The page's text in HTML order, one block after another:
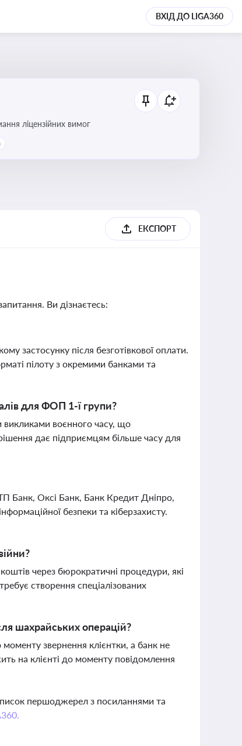
ВХІД ДО LIGA360
та дотримання ліцензійних вимог
ЕКСПОРТ
Ви дізнаєтесь:
застосунку після безготівкової оплати.
пілоту з окремими банками та
для ФОП 1-ї групи?
викликами воєнного часу, що
дає підприємцям більше часу для
Банк, Оксі Банк, Банк Кредит Дніпро,
безпеки та кіберзахисту.
через бюрократичні процедури, які
створення спеціалізованих
шахрайських операцій?
звернення клієнтки, а банк не
на клієнті до моменту повідомлення
першоджерел з посиланнями та